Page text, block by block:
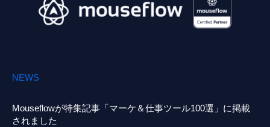
NEWS
Mouseflowが特集記事「マーケ＆仕事ツール100選」に掲載
されました